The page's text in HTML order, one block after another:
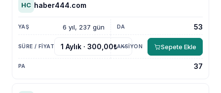
HC haber444.com
6 yıl, 237 gün 53
37
Sepete Ekle